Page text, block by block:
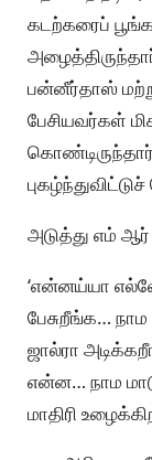
கடற்கரைப்
பன்னீர்தாஸ்
பேசியவர்கள்
அடுத்து எம் ஆர்
‘என்னய்யா
பேசுறீங்க…
ஜால்ரா
என்ன… நாம
மாதிரி